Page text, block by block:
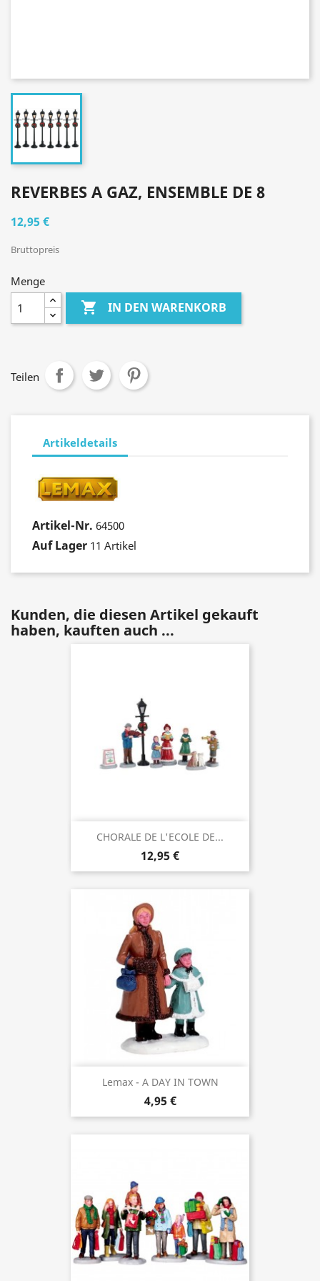
REVERBES A GAZ, ENSEMBLE DE 8
12,95 €
Bruttopreis
Menge
 IN DEN WARENKORB
Teilen
Artikeldetails
Artikel-Nr. 64500
Auf Lager 11 Artikel
Kunden, die diesen Artikel gekauft
haben, kauften auch ...
CHORALE DE L'ECOLE DE...
12,95 €
Lemax - A DAY IN TOWN
4,95 €